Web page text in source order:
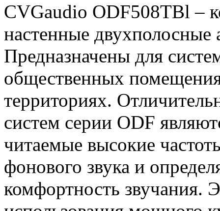
CVGaudio ODF508TBl –
настенные двухполосные
Предназначены для
общественных
территориях.
систем серии ODF
читаемые высокие
фонового звука и
комфортность звучания.